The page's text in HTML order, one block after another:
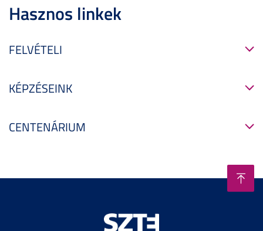
Hasznos linkek
FELVÉTELI
KÉPZÉSEINK
CENTENÁRIUM